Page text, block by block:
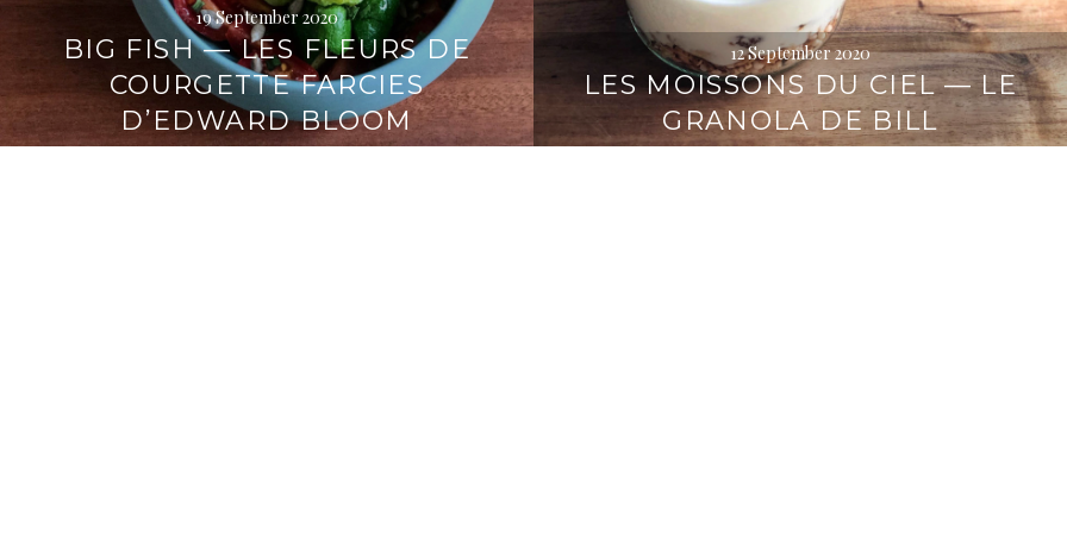
19 September 2020
BIG FISH — LES FLEURS DE
COURGETTE FARCIES
D’EDWARD BLOOM
12 September 2020
LES MOISSONS DU CIEL — LE
GRANOLA DE BILL